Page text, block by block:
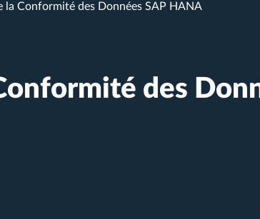
la Conformité des Données SAP HANA
des